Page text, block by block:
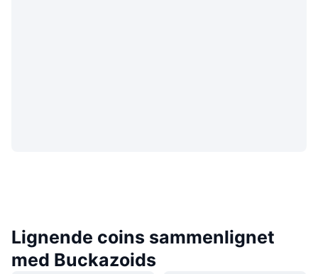
Lignende coins sammenlignet
med Buckazoids